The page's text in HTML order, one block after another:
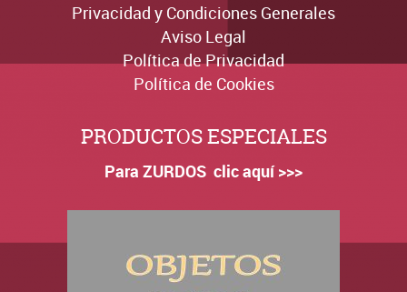
Privacidad y Condiciones Generales
Aviso Legal
Política de Privacidad
Política de Cookies
PRODUCTOS ESPECIALES
Para ZURDOS clic aquí >>>